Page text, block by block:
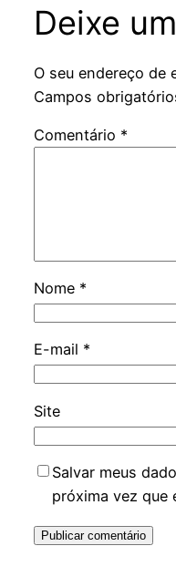
Deixe
O seu endereço de
Campos
Comentário *
Nome *
E-mail *
Site
Salvar meus
próxima vez que